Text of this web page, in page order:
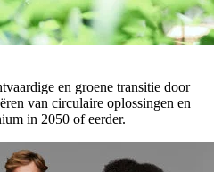
en groene transitie door
van circulaire oplossingen en
in 2050 of eerder.